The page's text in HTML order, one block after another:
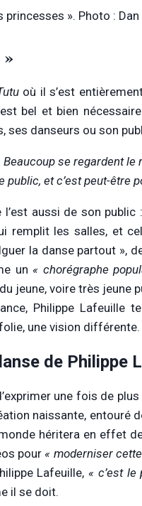
princesses ». Photo :
où il s’est
bel et bien
ses danseurs ou son
se regardent
et c’est peut-être
aussi de son public
remplit les salles, et
la danse partout »,
un « chorégraphe
jeune, voire très jeune
Philippe Lafeuille
une vision différente.
de Philippe
une fois de
naissante, entouré
héritera en effet
pour « moderniser
Lafeuille, « c’est
il se doit.